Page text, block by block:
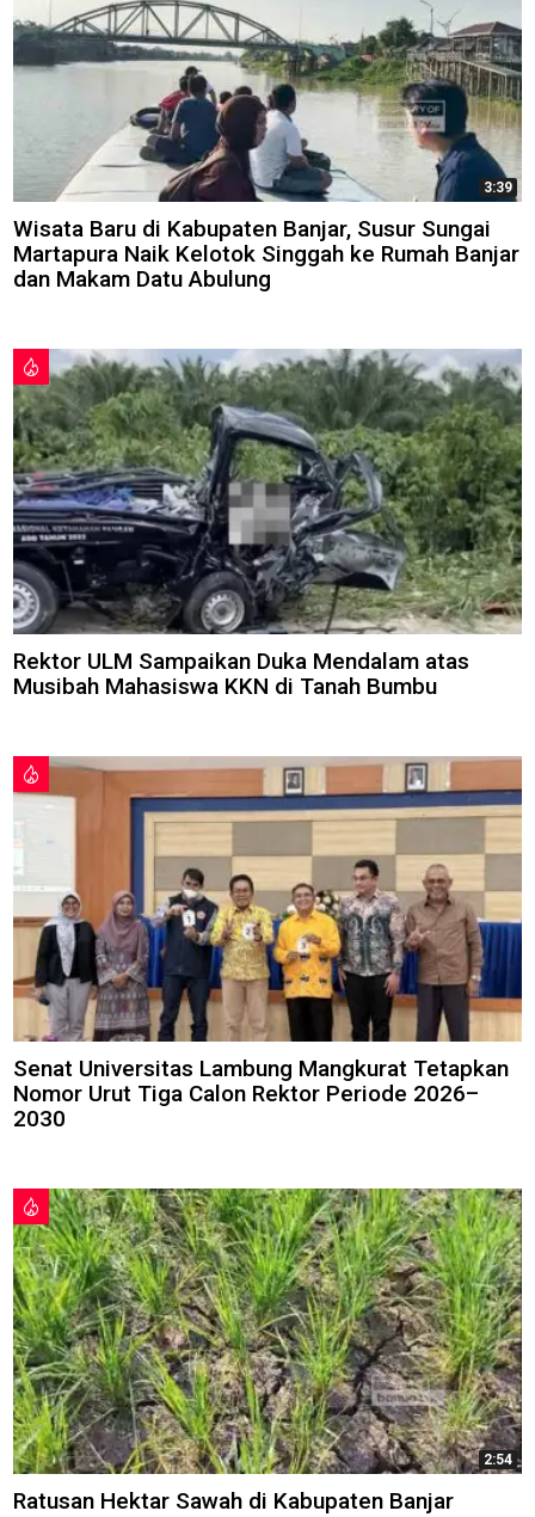
3:39
Wisata Baru di Kabupaten Banjar, Susur Sungai
Martapura Naik Kelotok Singgah ke Rumah Banjar
dan Makam Datu Abulung
Rektor ULM Sampaikan Duka Mendalam atas
Musibah Mahasiswa KKN di Tanah Bumbu
Senat Universitas Lambung Mangkurat Tetapkan
Nomor Urut Tiga Calon Rektor Periode 2026–
2030
2:54
Ratusan Hektar Sawah di Kabupaten Banjar